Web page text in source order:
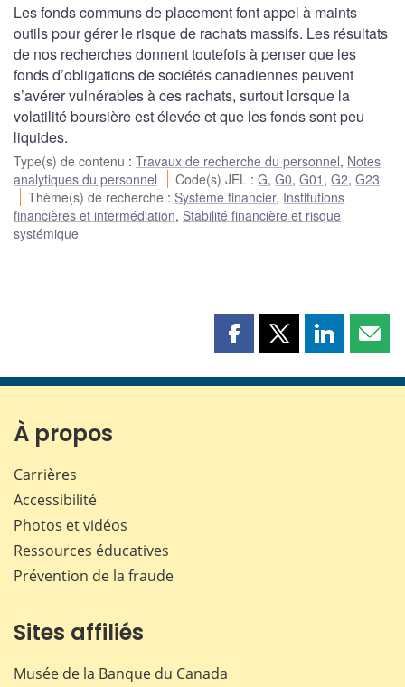
Les fonds communs de placement font appel à maints
outils pour gérer le risque de rachats massifs. Les résultats
de nos recherches donnent toutefois à penser que les
fonds d’obligations de sociétés canadiennes peuvent
s’avérer vulnérables à ces rachats, surtout lorsque la
volatilité boursière est élevée et que les fonds sont peu
liquides.
Type(s) de contenu : Travaux de recherche du personnel, Notes
analytiques du personnel
Code(s) JEL :G,G0,G01 ,G2,G23
Thème(s) de recherche : Système financier, Institutions
financières et intermédiation, Stabilité financière et risque
systémique
Partager
page
Partager
page
Partager
page page
À propos
Carrières
Accessibilité
Photos et vidéos
Ressources éducatives
Prévention de la fraude
Sites affiliés
Musée de la Banque du Canada